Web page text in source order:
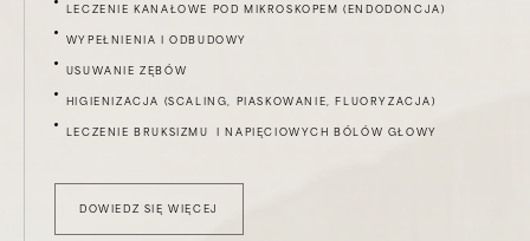
LECZENIE KANAŁOWE POD MIKROSKOPEM (ENDODONCJA)
WYPEŁNIENIA I ODBUDOWY
USUWANIE ZĘBÓW
HIGIENIZACJA (SCALING, PIASKOWANIE, FLUORYZACJA)
LECZENIE BRUKSIZMU I NAPIĘCIOWYCH BÓLÓW GŁOWY
DOWIEDZ SIĘ WIĘCEJ